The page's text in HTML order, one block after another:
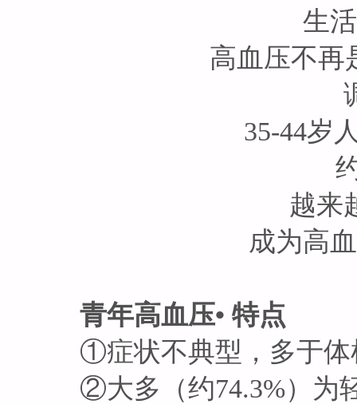
生
高血压不再
35-44岁
越来
成为高
青年高血压• 特点
①症状不典型，多于体
②大多（约74.3%）为